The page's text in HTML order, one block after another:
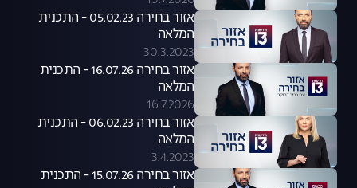
אזור בחירה 05.02.23 - התכנית
המלאה
30.3.2023
אזור בחירה 16.07.26 - התכנית
המלאה
16.7.2026
אזור בחירה 06.02.23 - התכנית
המלאה
3.4.2023
אזור בחירה 15.07.26 - התכנית